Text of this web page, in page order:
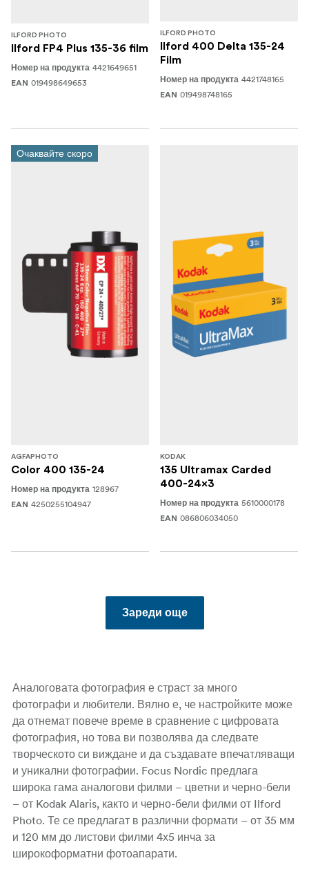
ILFORD PHOTO
Ilford FP4 Plus 135-36 film
Номер на продукта 4421649651
EAN 019498649653
ILFORD PHOTO
Ilford 400 Delta 135-24
Film
Номер на продукта 4421748165
EAN 019498748165
Очаквайте скоро
AGFAPHOTO
Color 400 135-24
Номер на продукта 128967
EAN 4250255104947
KODAK
135 Ultramax Carded
400-24x3
Номер на продукта 5610000178
EAN 086806034050
Зареди още
Аналоговата фотография е страст за много
фотографи и любители. Вялно е, че настройките може
да отнемат повече време в сравнение с цифровата
фотография, но това ви позволява да следвате
творческото си виждане и да създавате впечатляващи
и уникални фотографии. Focus Nordic предлага
широка гама аналогови филми – цветни и черно-бели
– от Kodak Alaris, както и черно-бели филми от Ilford
Photo. Те се предлагат в различни формати – от 35 мм
и 120 мм до листови филми 4х5 инча за
широкоформатни фотоапарати.